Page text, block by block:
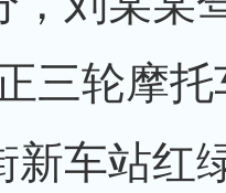
三轮摩
新车站红